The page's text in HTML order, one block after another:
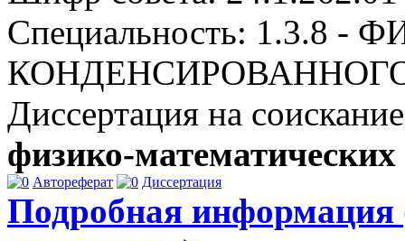
Специальность: 1.3.8 -
Диссертация на
физико-математических
Автореферат Диссертация
Подробная